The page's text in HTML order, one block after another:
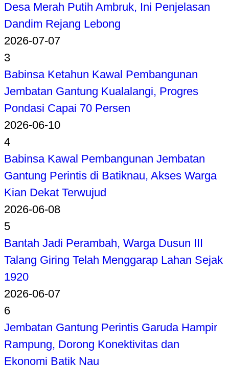
Desa Merah Putih Ambruk, Ini Penjelasan
Dandim Rejang Lebong
2026-07-07
3
Babinsa Ketahun Kawal Pembangunan
Jembatan Gantung Kualalangi, Progres
Pondasi Capai 70 Persen
2026-06-10
4
Babinsa Kawal Pembangunan Jembatan
Gantung Perintis di Batiknau, Akses Warga
Kian Dekat Terwujud
2026-06-08
5
Bantah Jadi Perambah, Warga Dusun III
Talang Giring Telah Menggarap Lahan Sejak
1920
2026-06-07
6
Jembatan Gantung Perintis Garuda Hampir
Rampung, Dorong Konektivitas dan
Ekonomi Batik Nau